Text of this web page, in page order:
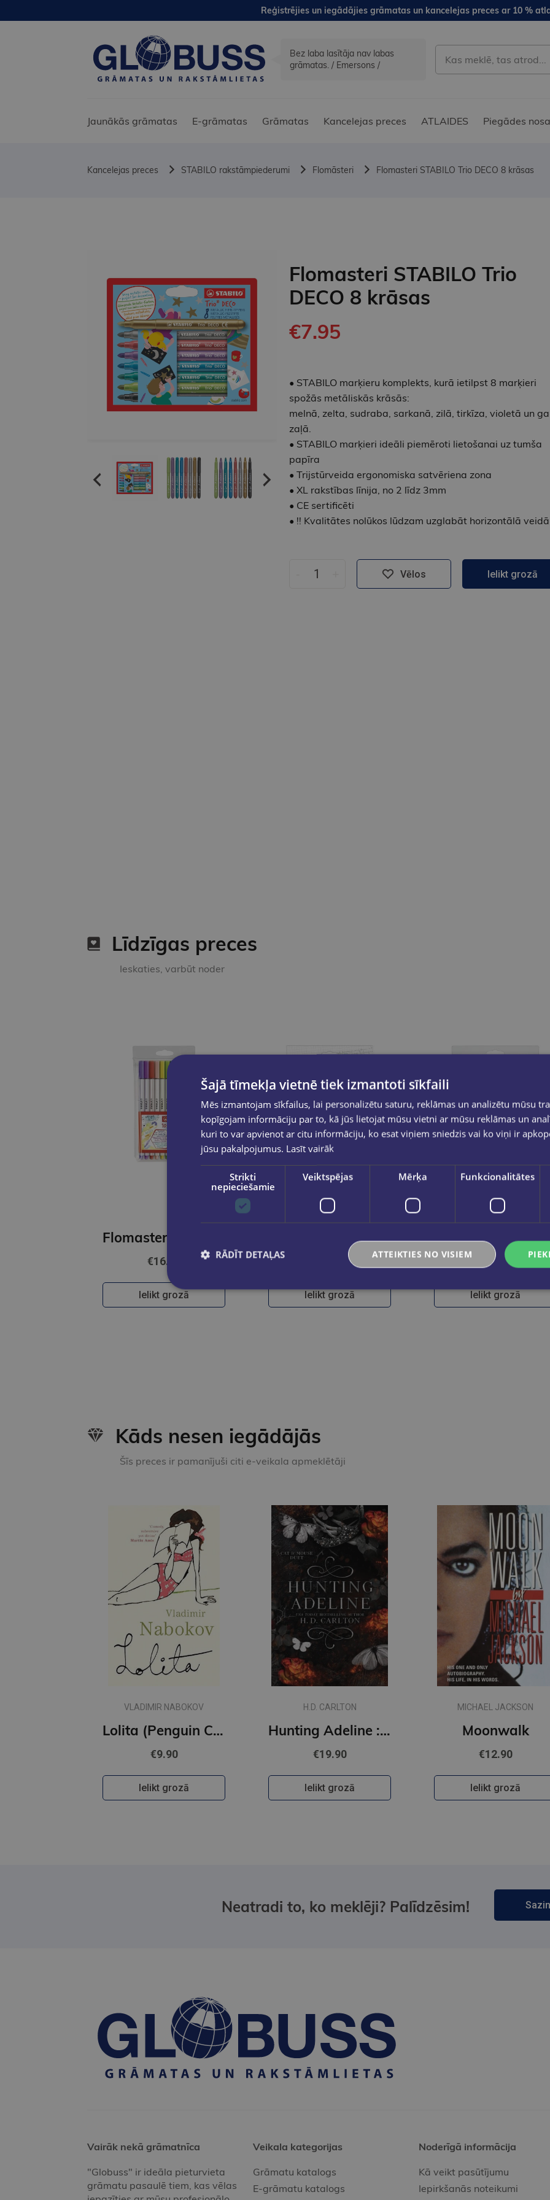
Reģistrējies un iegādājies grāmatas un kancelejas preces ar 10 %
Bez laba lasītāja nav labas
grāmatas. / Emersons /
Jaunākās grāmatas E-grāmatas Grāmatas Kancelejas preces ATLAIDES Piegādes
Kancelejas preces STABILO rakstāmpiederumi Flomāsteri Flomasteri STABILO Trio DECO 8 krāsas
Flomasteri STABILO Trio
DECO 8 krāsas
€7.95
• STABILO marķieru komplekts, kurā ietilpst 8 marķieri
spožās metāliskās krāsās:
melnā, zelta, sudraba, sarkanā, zilā, tirkīza, violetā un
zaļā.
• STABILO marķieri ideāli piemēroti lietošanai uz tumša
papīra
• Trijstūrveida ergonomiska satvēriena zona
• XL rakstības līnija, no 2 līdz 3mm
• CE sertificēti
• !! Kvalitātes nolūkos lūdzam uzglabāt horizontālā
Vēlos Ielikt grozā
Līdzīgas preces
Ieskaties, varbūt noder
€16.95
Ielikt grozā
STABILO point 88 18gb kartona iepakojumā
Ielikt grozā
Flomasteri
€26.00
Ielikt grozā
Kāds nesen iegādājās
Šīs preces ir pamanījuši citi e-veikala apmeklētāji
VLADIMIR NABOKOV
Lolita (Penguin Classics)
€9.90
Ielikt grozā
H.D. CARLTON
Hunting Adeline : #2 Cat and Mouse Duet (s)
€19.90
Ielikt grozā
MICHAEL JACKSON
Moonwalk
€12.90
Ielikt grozā
Neatradi to, ko meklēji? Palīdzēsim!
Vairāk nekā grāmatnīca
"Globuss" ir ideāla pieturvieta
grāmatu pasaulē tiem, kas vēlas
Veikala kategorijas
Grāmatu katalogs
E-grāmatu katalogs
Noderīgā informācija
Kā veikt pasūtījumu
Iepirkšanās noteikumi
Šajā tīmekļa vietnē tiek izmantoti sīkfaili
Mēs izmantojam sīkfailus, lai personalizētu saturu, reklāmas un analizētu mūsu
kopīgojam informāciju par to, kā jūs lietojat mūsu vietni ar mūsu reklāmas un
kuri to var apvienot ar citu informāciju, ko esat viņiem sniedzis vai ko viņi ir
jūsu pakalpojumus. Lasīt vairāk
Strikti
nepieciešamie
Veiktspējas Mērķa Funkcionalitātes
ATTEIKTIES NO VISIEM
RĀDĪT DETAĻAS